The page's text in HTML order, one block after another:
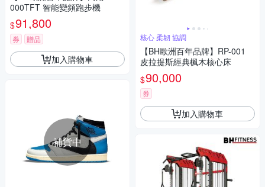
000TFT 智能變頻跑步機
$91,800
券 贈品
加入購物車
補貨中
核心 柔韌 協調
【BH歐洲百年品牌】RP-001
皮拉提斯經典楓木核心床
$90,000
券
加入購物車